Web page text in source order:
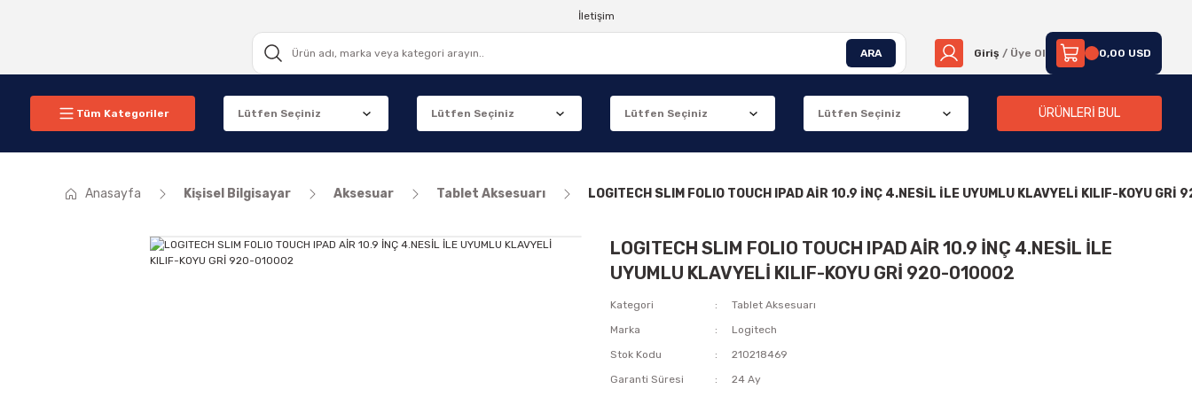
İletişim
ARA Giriş / Üye Ol 0,00 USD
Tüm Kategoriler ÜRÜNLERİ BUL
Anasayfa Kişisel Bilgisayar Aksesuar Tablet Aksesuarı LOGITECH SLIM FOLIO TOUCH IPAD AİR 10.9 İNÇ 4.NESİL İLE UYUMLU KLAVYELİ KILIF-KOYU
LOGITECH SLIM FOLIO TOUCH IPAD AİR 10.9 İNÇ 4.NESİL İLE
UYUMLU KLAVYELİ KILIF-KOYU GRİ 920-010002
Kategori
Tablet Aksesuarı
Marka
Logitech
Stok Kodu
210218469
Garanti Süresi
24 Ay